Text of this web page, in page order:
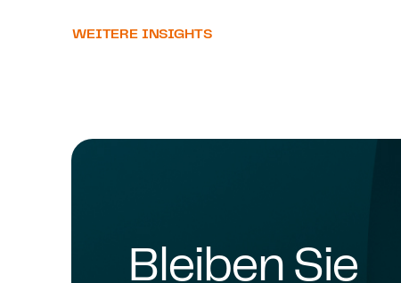
WEITERE INSIGHTS
Bleiben Sie